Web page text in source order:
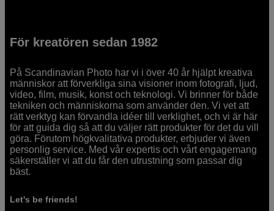
För kreatören sedan 1982
På Scandinavian Photo har vi i över 40 år hjälpt kreativa
människor att förverkliga sina visioner inom fotografi, ljud,
video, film, musik, konst och teknologi. Vi brinner för både
tekniken och människorna som använder den. Vi vet att
rätt verktyg kan förvandla idéer till verklighet, och vi är här
för att guida dig så att du väljer rätt produkter för det du vill
göra. Förutom högkvalitativa produkter, erbjuder vi även
personlig service. Med vår expertis och vårt engagemang
säkerställer vi att du får den utrustning som passar dig
bäst.
Let's be friends!